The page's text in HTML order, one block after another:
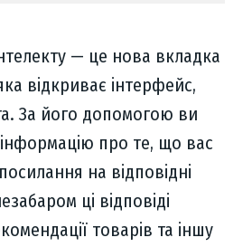
— це нова вкладка
відкриває інтерфейс,
За його допомогою ви
про те, що вас
на відповідні
ці відповіді
товарів та іншу